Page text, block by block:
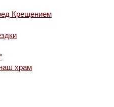
Крещением
храм